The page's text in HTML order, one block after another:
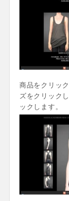
商品をクリッ
ズをクリック
ックします。